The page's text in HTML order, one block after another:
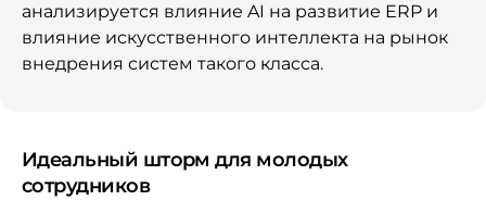
анализируется влияние AI на развитие ERP и
влияние искусственного интеллекта на рынок
внедрения систем такого класса.
Идеальный шторм для молодых
сотрудников